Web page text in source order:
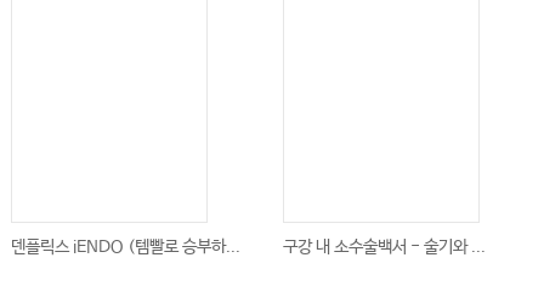
덴플릭스 iENDO (템빨로 승부하... 구강 내 소수술백서 - 술기와 ...